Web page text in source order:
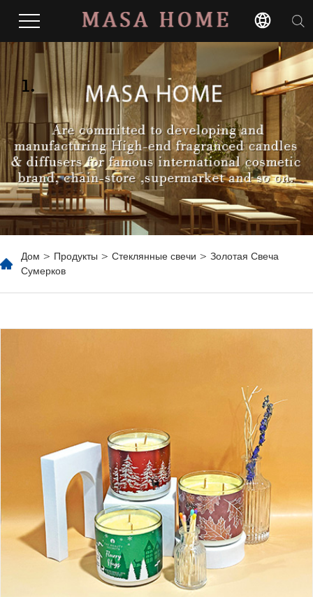
1.
Дом > Продукты > Стеклянные свечи > Золотая Свеча
Сумерков